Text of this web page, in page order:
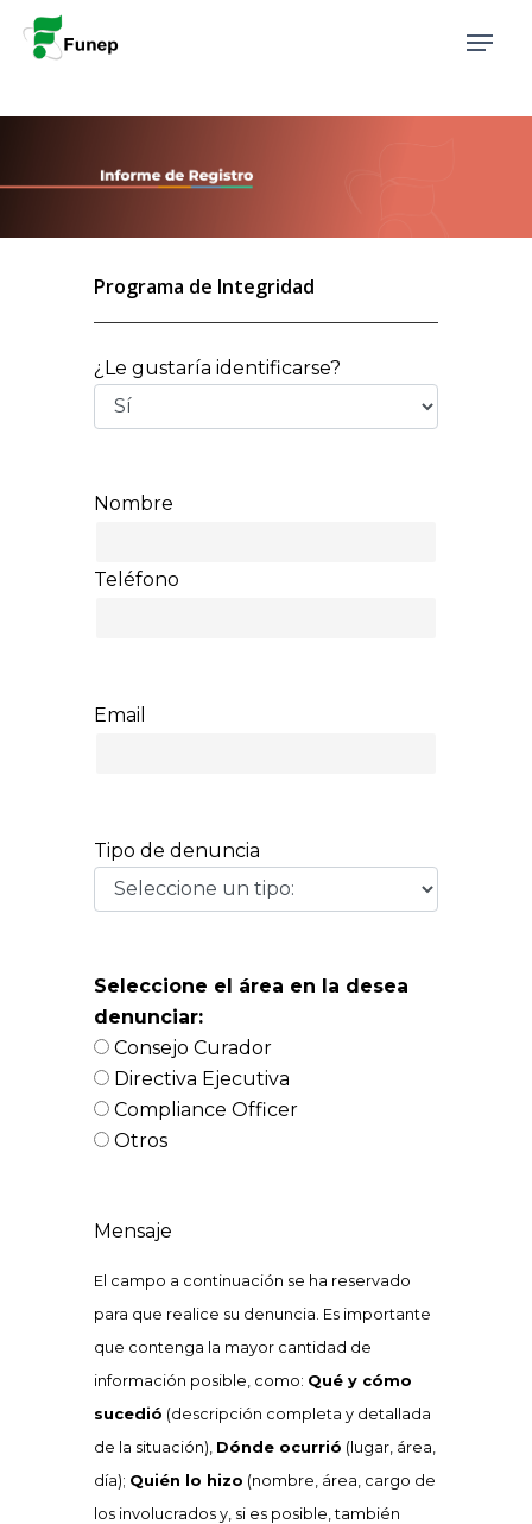
Update cookies preferences
Skip
Menu
Programa de Integridad
¿Le gustaría identificarse?
Nombre
Teléfono
Email
Tipo de denuncia
Seleccione el área en la desea
denunciar:
Consejo Curador
Directiva Ejecutiva
Compliance Officer
Otros
Mensaje
El campo a continuación se ha reservado
para que realice su denuncia. Es importante
que contenga la mayor cantidad de
información posible, como: Qué y cómo
sucedió (descripción completa y detallada
de la situación), Dónde ocurrió (lugar, área,
día); Quién lo hizo (nombre, área, cargo de
los involucrados y, si es posible, también